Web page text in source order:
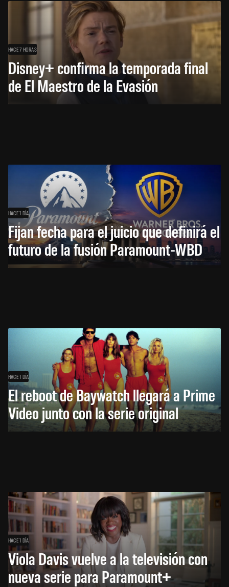
HACE 7 HORAS
Disney+ confirma la temporada final
de El Maestro de la Evasión
HACE 1 DÍA
Fijan fecha para el juicio que definirá el
futuro de la fusión Paramount-WBD
HACE 1 DÍA
El reboot de Baywatch llegará a Prime
Video junto con la serie original
HACE 1 DÍA
Viola Davis vuelve a la televisión con
nueva serie para Paramount+